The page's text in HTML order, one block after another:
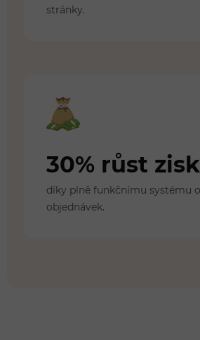
stránky.
30% růst
díky plně funkčnímu systému
objednávek.